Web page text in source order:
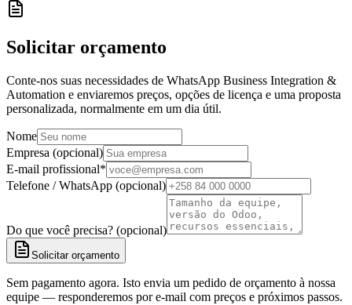
Solicitar orçamento
Conte-nos suas necessidades de WhatsApp Business Integration &
Automation e enviaremos preços, opções de licença e uma proposta
personalizada, normalmente em um dia útil.
Nome
Empresa (opcional)
E-mail profissional*
Telefone / WhatsApp (opcional)
Do que você precisa? (opcional)
Solicitar orçamento
Sem pagamento agora. Isto envia um pedido de orçamento à nossa
equipe — responderemos por e-mail com preços e próximos passos.